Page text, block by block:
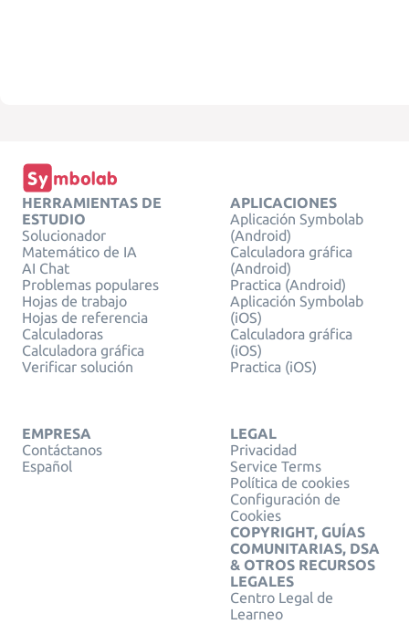
HERRAMIENTAS DE
ESTUDIO
Solucionador
Matemático de IA
AI Chat
Problemas populares
Hojas de trabajo
Hojas de referencia
Calculadoras
Calculadora gráfica
Verificar solución
APLICACIONES
Aplicación Symbolab
(Android)
Calculadora gráfica
(Android)
Practica (Android)
Aplicación Symbolab
(iOS)
Calculadora gráfica
(iOS)
Practica (iOS)
EMPRESA
Contáctanos
Español
LEGAL
Privacidad
Service Terms
Política de cookies
Configuración de
Cookies
COPYRIGHT, GUÍAS
COMUNITARIAS, DSA
& OTROS RECURSOS
LEGALES
Centro Legal de
Learneo